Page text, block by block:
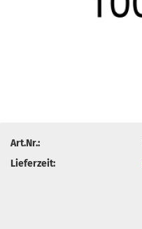
Art.Nr.:
Lieferzeit: